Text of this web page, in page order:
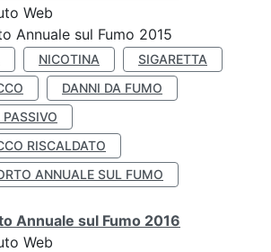
Web
Annuale sul Fumo 2015
NICOTINA
SIGARETTA
DANNI DA FUMO
RISCALDATO
ANNUALE SUL FUMO
Annuale sul Fumo 2016
Web